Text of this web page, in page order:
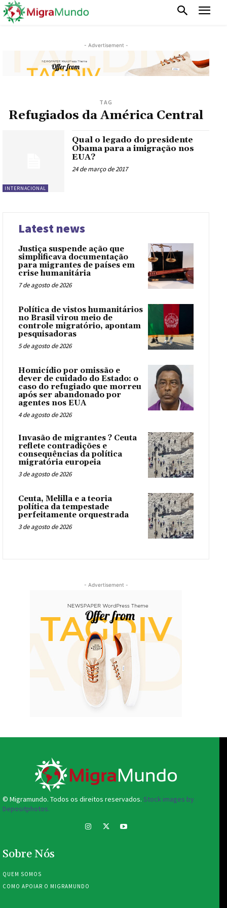
- Advertisement -
TAG
Refugiados da América Central
INTERNACIONAL
Qual o legado do presidente
Obama para a imigração nos
EUA?
24 de março de 2017
Latest news
Justiça suspende ação que
simplificava documentação
para migrantes de países em
crise humanitária
7 de agosto de 2026
Política de vistos humanitários
no Brasil virou meio de
controle migratório, apontam
pesquisadoras
5 de agosto de 2026
Homicídio por omissão e
dever de cuidado do Estado: o
caso do refugiado que morreu
após ser abandonado por
agentes nos EUA
4 de agosto de 2026
Invasão de migrantes ? Ceuta
reflete contradições e
consequências da política
migratória europeia
3 de agosto de 2026
Ceuta, Melilla e a teoria
política da tempestade
perfeitamente orquestrada
3 de agosto de 2026
- Advertisement -
© Migramundo. Todos os direitos reservados. Stock images by
Depositphotos.
Sobre Nós
QUEM SOMOS
COMO APOIAR O MIGRAMUNDO